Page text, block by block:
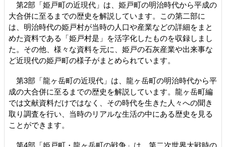
第2部「姫戸町の近現代」は、姫戸町の明治時代から平成の
大合併に至るまでの歴史を解説しています。この第二部に
は、明治時代の姫戸村が当時の人口や産業などの詳細をまと
めた資料である「姫戸村是」を活字化したものを収録しまし
た。その他、様々な資料を元に、姫戸の石灰産業や出来事な
ど近現代の姫戸町の様子がまとめられています。
第3部「龍ヶ岳町の近現代」は、龍ヶ岳町の明治時代から平
成の大合併に至るまでの歴史を解説しています。龍ヶ岳町編
では文献資料だけではなく、その時代を生きた人々への聞き
取り調査を行い、当時のリアルな生活の中にある歴史を見る
ことができます。
第4部「姫戸町・龍ヶ岳町の戦争」は、第二次世界大戦時の